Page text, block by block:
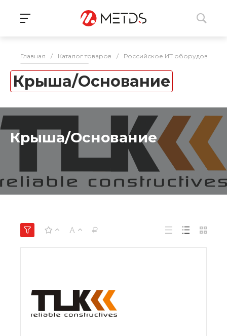
Главная / Каталог товаров / Российское ИТ оборудование
Крыша/Основание
Крыша/Основание